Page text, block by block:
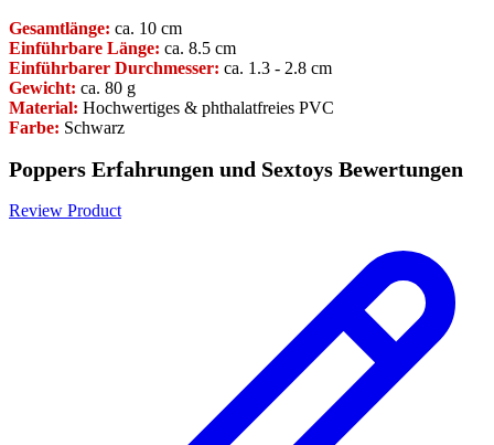
Gesamtlänge: ca. 10 cm
Einführbare Länge: ca. 8.5 cm
Einführbarer Durchmesser: ca. 1.3 - 2.8 cm
Gewicht: ca. 80 g
Material: Hochwertiges & phthalatfreies PVC
Farbe: Schwarz
Poppers Erfahrungen und Sextoys Bewertungen
Review Product